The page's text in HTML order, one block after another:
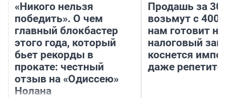
«Никого нельзя
победить». О чем
главный блокбастер
этого года, который
бьет рекорды в
прокате: честный
отзыв на «Одиссею»
Нолана
Продашь за
возьмут с
нам готовит
налоговый
коснется
даже